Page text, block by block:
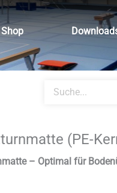
Shop
search
(PE-
– Optimal für